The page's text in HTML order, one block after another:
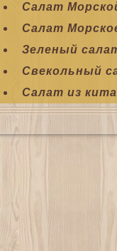
Салат
Салат
Зеленый
Свекольный
Салат из